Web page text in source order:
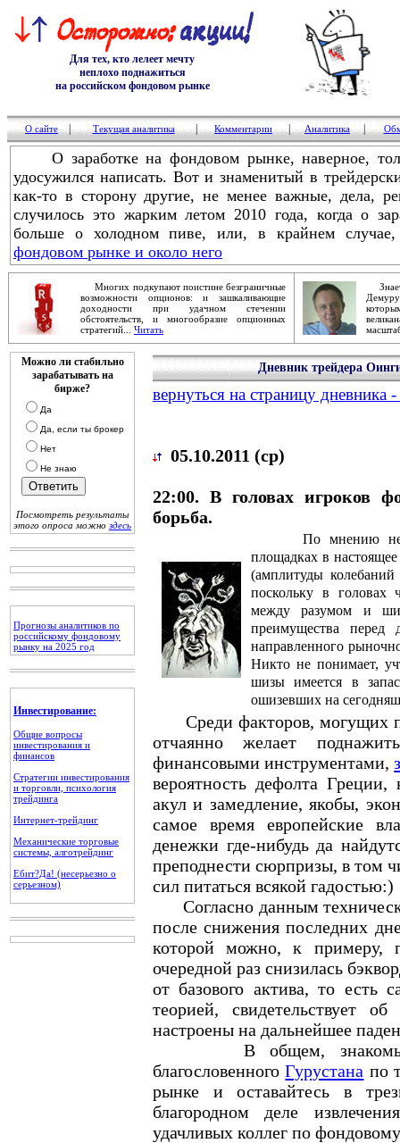
Для тех, кто лелеет мечту
неплохо поднажиться
на российском фондовом рынке
О сайте Текущая аналитика Комментарии Аналитика
О заработке на фондовом рынке, наверное,
удосужился написать. Вот и знаменитый в
как-то в сторону другие, не менее важные, дела,
случилось это жарким летом 2010 года, когда о
больше о холодном пиве, или, в крайнем
фондовом рынке и около него
Многих подкупают поистине безграничные
возможности опционов: и зашкаливающие
доходности при удачном стечении
обстоятельств, и многообразие опционных
стратегий... Читать
Можно ли стабильно
зарабатывать на
бирже?
Да
Да, если ты брокер
Нет
Не знаю
Посмотреть результаты
этого опроса можно здесь
Прогнозы аналитиков по
российскому фондовому
рынку на 2025 год
Инвестирование:
Общие вопросы
инвестирования и
финансов
Стратегии инвестирования
и торговли, психология
трейдинга
Интернет-трейдинг
Механические торговые
системы, алготрейдинг
Ебит?Да! (несерьезно о
серьезном)
Дневник трейдера
вернуться на страницу дневника
05.10.2011 (ср)
22:00. В головах игроков
борьба.
По мнению
площадках в
(амплитуды
поскольку в головах
между разумом и
преимущества перед
направленного
Никто не понимает,
шизы имеется в
ошизевших на
Среди факторов, могущих
отчаянно желает
финансовыми инструментами,
вероятность дефолта
акул и замедление, якобы,
самое время европейские
денежки где-нибудь да
преподнести сюрпризы, в том
сил питаться всякой гадостью:)
Согласно данным
после снижения последних
которой можно, к
очередной раз снизилась
от базового актива, то есть
теорией, свидетельствует
настроены на дальнейшее
В общем,
благословенногоГурустана по
рынке и оставайтесь в
благородном деле
удачливых коллег по